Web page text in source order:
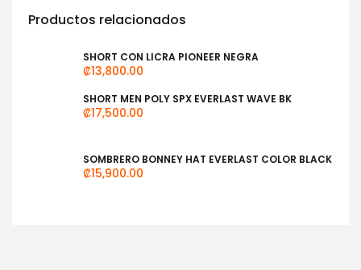
Productos relacionados
SHORT CON LICRA PIONEER NEGRA
₡13,800.00
SHORT MEN POLY SPX EVERLAST WAVE BK
₡17,500.00
SOMBRERO BONNEY HAT EVERLAST COLOR BLACK
₡15,900.00